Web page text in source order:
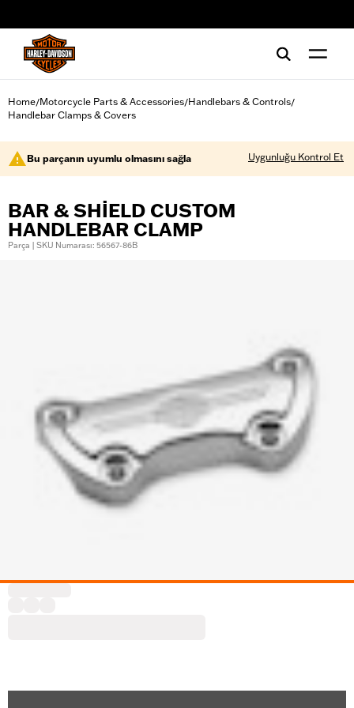
Home/Motorcycle Parts & Accessories/Handlebars & Controls/
Handlebar Clamps & Covers
Bu parçanın uyumlu olmasını sağla Uygunluğu Kontrol Et
BAR & SHIELD CUSTOM
HANDLEBAR CLAMP
Parça | SKU Numarası: 56567-86B